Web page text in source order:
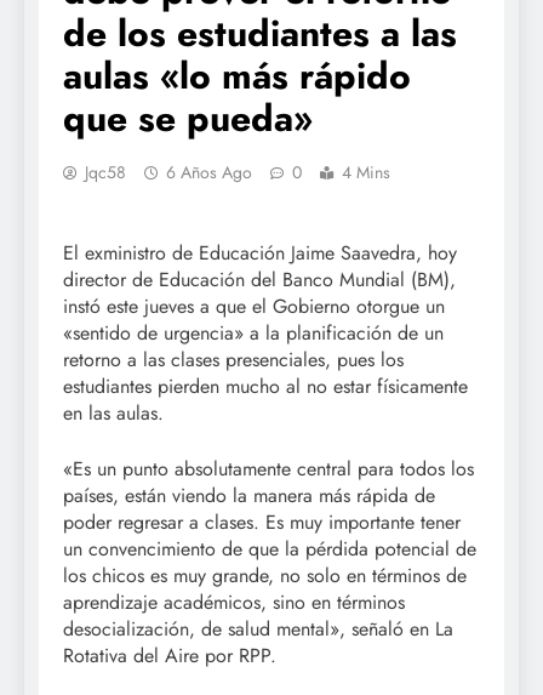
de los estudiantes a las
aulas «lo más rápido
que se pueda»
Jqc58 6 Años Ago 0 4 Mins
El exministro de Educación Jaime Saavedra, hoy
director de Educación del Banco Mundial (BM),
instó este jueves a que el Gobierno otorgue un
«sentido de urgencia» a la planificación de un
retorno a las clases presenciales, pues los
estudiantes pierden mucho al no estar físicamente
en las aulas.
«Es un punto absolutamente central para todos los
países, están viendo la manera más rápida de
poder regresar a clases. Es muy importante tener
un convencimiento de que la pérdida potencial de
los chicos es muy grande, no solo en términos de
aprendizaje académicos, sino en términos
desocialización, de salud mental», señaló en La
Rotativa del Aire por RPP.